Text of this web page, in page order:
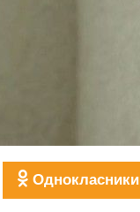
Однокласники